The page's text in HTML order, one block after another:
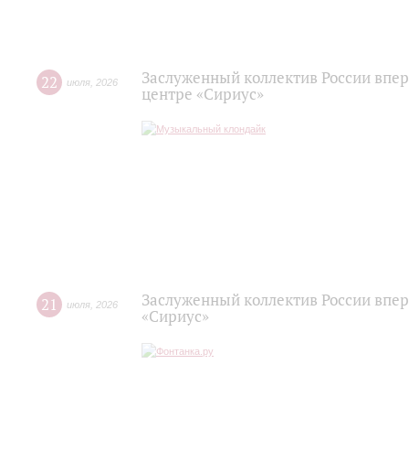
22 июля 2026
Заслуженный коллектив России
центре «Сириус»
21 июля 2026
Заслуженный коллектив России
«Сириус»